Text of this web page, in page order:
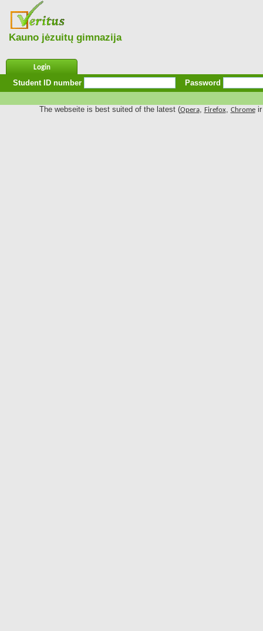
Kauno jėzuitų gimnazija
Login
Student ID number Password
The webseite is best suited of the latest (Opera, Firefox, Chromeir